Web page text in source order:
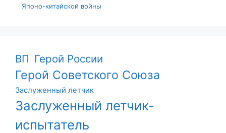
Японо-китайской войны
ВП Герой России
Герой Советского Союза
Заслуженный летчик
Заслуженный летчик-
испытатель